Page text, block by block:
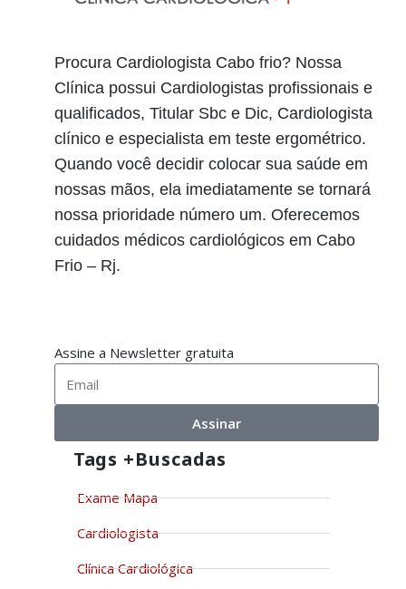
Procura Cardiologista Cabo frio? Nossa
Clínica possui Cardiologistas profissionais e
qualificados, Titular Sbc e Dic, Cardiologista
clínico e especialista em teste ergométrico.
Quando você decidir colocar sua saúde em
nossas mãos, ela imediatamente se tornará
nossa prioridade número um. Oferecemos
cuidados médicos cardiológicos em Cabo
Frio – Rj.
Assine a Newsletter gratuita
Assinar
Tags +buscadas
Exame Mapa
Cardiologista
Clínica Cardiológica